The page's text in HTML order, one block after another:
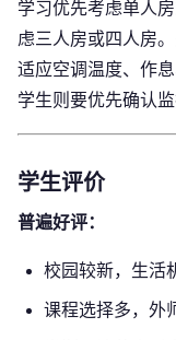
学习优先考虑单人
虑三人房或四人房
适应空调温度、作
学生则要优先确认
学生评价
普遍好评：
校园较新，生活
课程选择多，外